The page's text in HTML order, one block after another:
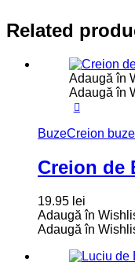
Related
Adaugă în
Adaugă în
BuzeCreion buze
Creion de
19.95 lei
Adaugă în
Adaugă în